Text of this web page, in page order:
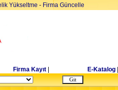
Yükseltme - Firma Güncelle
Firma Kayıt E-Katalog